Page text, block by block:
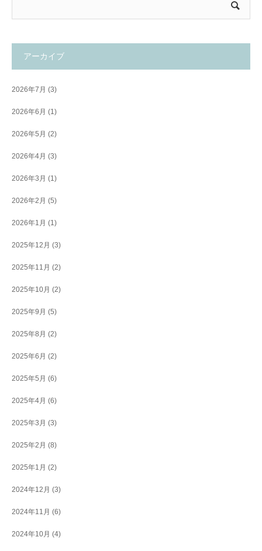
アーカイブ
2026年7月 (3)
2026年6月 (1)
2026年5月 (2)
2026年4月 (3)
2026年3月 (1)
2026年2月 (5)
2026年1月 (1)
2025年12月 (3)
2025年11月 (2)
2025年10月 (2)
2025年9月 (5)
2025年8月 (2)
2025年6月 (2)
2025年5月 (6)
2025年4月 (6)
2025年3月 (3)
2025年2月 (8)
2025年1月 (2)
2024年12月 (3)
2024年11月 (6)
2024年10月 (4)